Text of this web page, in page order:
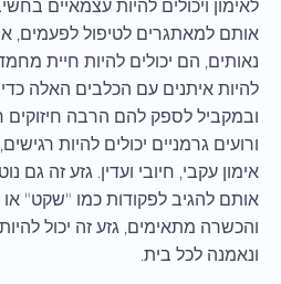
לאימון ויכולים להיות עצמאיים
אותם למאתגרים לטיפול לפעמים,
נאותים, הם יכולים להיות חיית
להיות איתנים עם הכלבים האלה
ובמקביל לספק להם הרבה חיזוקים
ורועים גרמניים יכולים להיות
אימון עקבי, חיובי ועדין. גזע זה גם
אותם להגיב לפקודות כמו "שקט"
והכשרה מתאימים, גזע זה יכול
ונאמנה לכל בית.